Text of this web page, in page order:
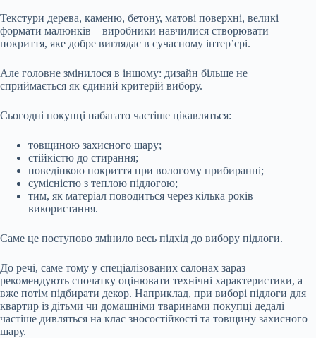
Текстури дерева, каменю, бетону, матові поверхні, великі
формати малюнків – виробники навчилися створювати
покриття, яке добре виглядає в сучасному інтер’єрі.
Але головне змінилося в іншому: дизайн більше не
сприймається як єдиний критерій вибору.
Сьогодні покупці набагато частіше цікавляться:
товщиною захисного шару;
стійкістю до стирання;
поведінкою покриття при вологому прибиранні;
сумісністю з теплою підлогою;
тим, як матеріал поводиться через кілька років
використання.
Саме це поступово змінило весь підхід до вибору підлоги.
До речі, саме тому у спеціалізованих салонах зараз
рекомендують спочатку оцінювати технічні характеристики, а
вже потім підбирати декор. Наприклад, при виборі підлоги для
квартир із дітьми чи домашніми тваринами покупці дедалі
частіше дивляться на клас зносостійкості та товщину захисного
шару.